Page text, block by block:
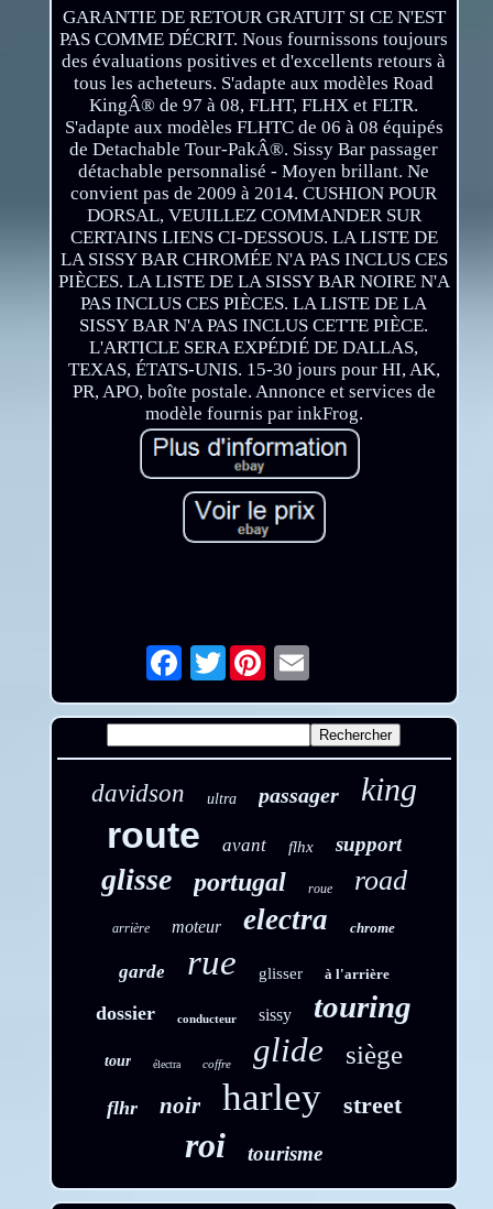
GARANTIE DE RETOUR GRATUIT SI CE N'EST
PAS COMME DÉCRIT. Nous fournissons toujours
des évaluations positives et d'excellents retours à
tous les acheteurs. S'adapte aux modèles Road
KingÂ® de 97 à 08, FLHT, FLHX et FLTR.
S'adapte aux modèles FLHTC de 06 à 08 équipés
de Detachable Tour-PakÂ®. Sissy Bar passager
détachable personnalisé - Moyen brillant. Ne
convient pas de 2009 à 2014. CUSHION POUR
DORSAL, VEUILLEZ COMMANDER SUR
CERTAINS LIENS CI-DESSOUS. LA LISTE DE
LA SISSY BAR CHROMÉE N'A PAS INCLUS CES
PIÈCES. LA LISTE DE LA SISSY BAR NOIRE N'A
PAS INCLUS CES PIÈCES. LA LISTE DE LA
SISSY BAR N'A PAS INCLUS CETTE PIÈCE.
L'ARTICLE SERA EXPÉDIÉ DE DALLAS,
TEXAS, ÉTATS-UNIS. 15-30 jours pour HI, AK,
PR, APO, boîte postale. Annonce et services de
modèle fournis par inkFrog.
Twitter Email
davidson ultra passager king
route avant flhx support
glisse portugal roue road
arrière moteur electra chrome
garde rue glisser à l'arrière
dossier conducteur sissy touring
tour électra coffre glide siège
flhr noir harley street
roi tourisme